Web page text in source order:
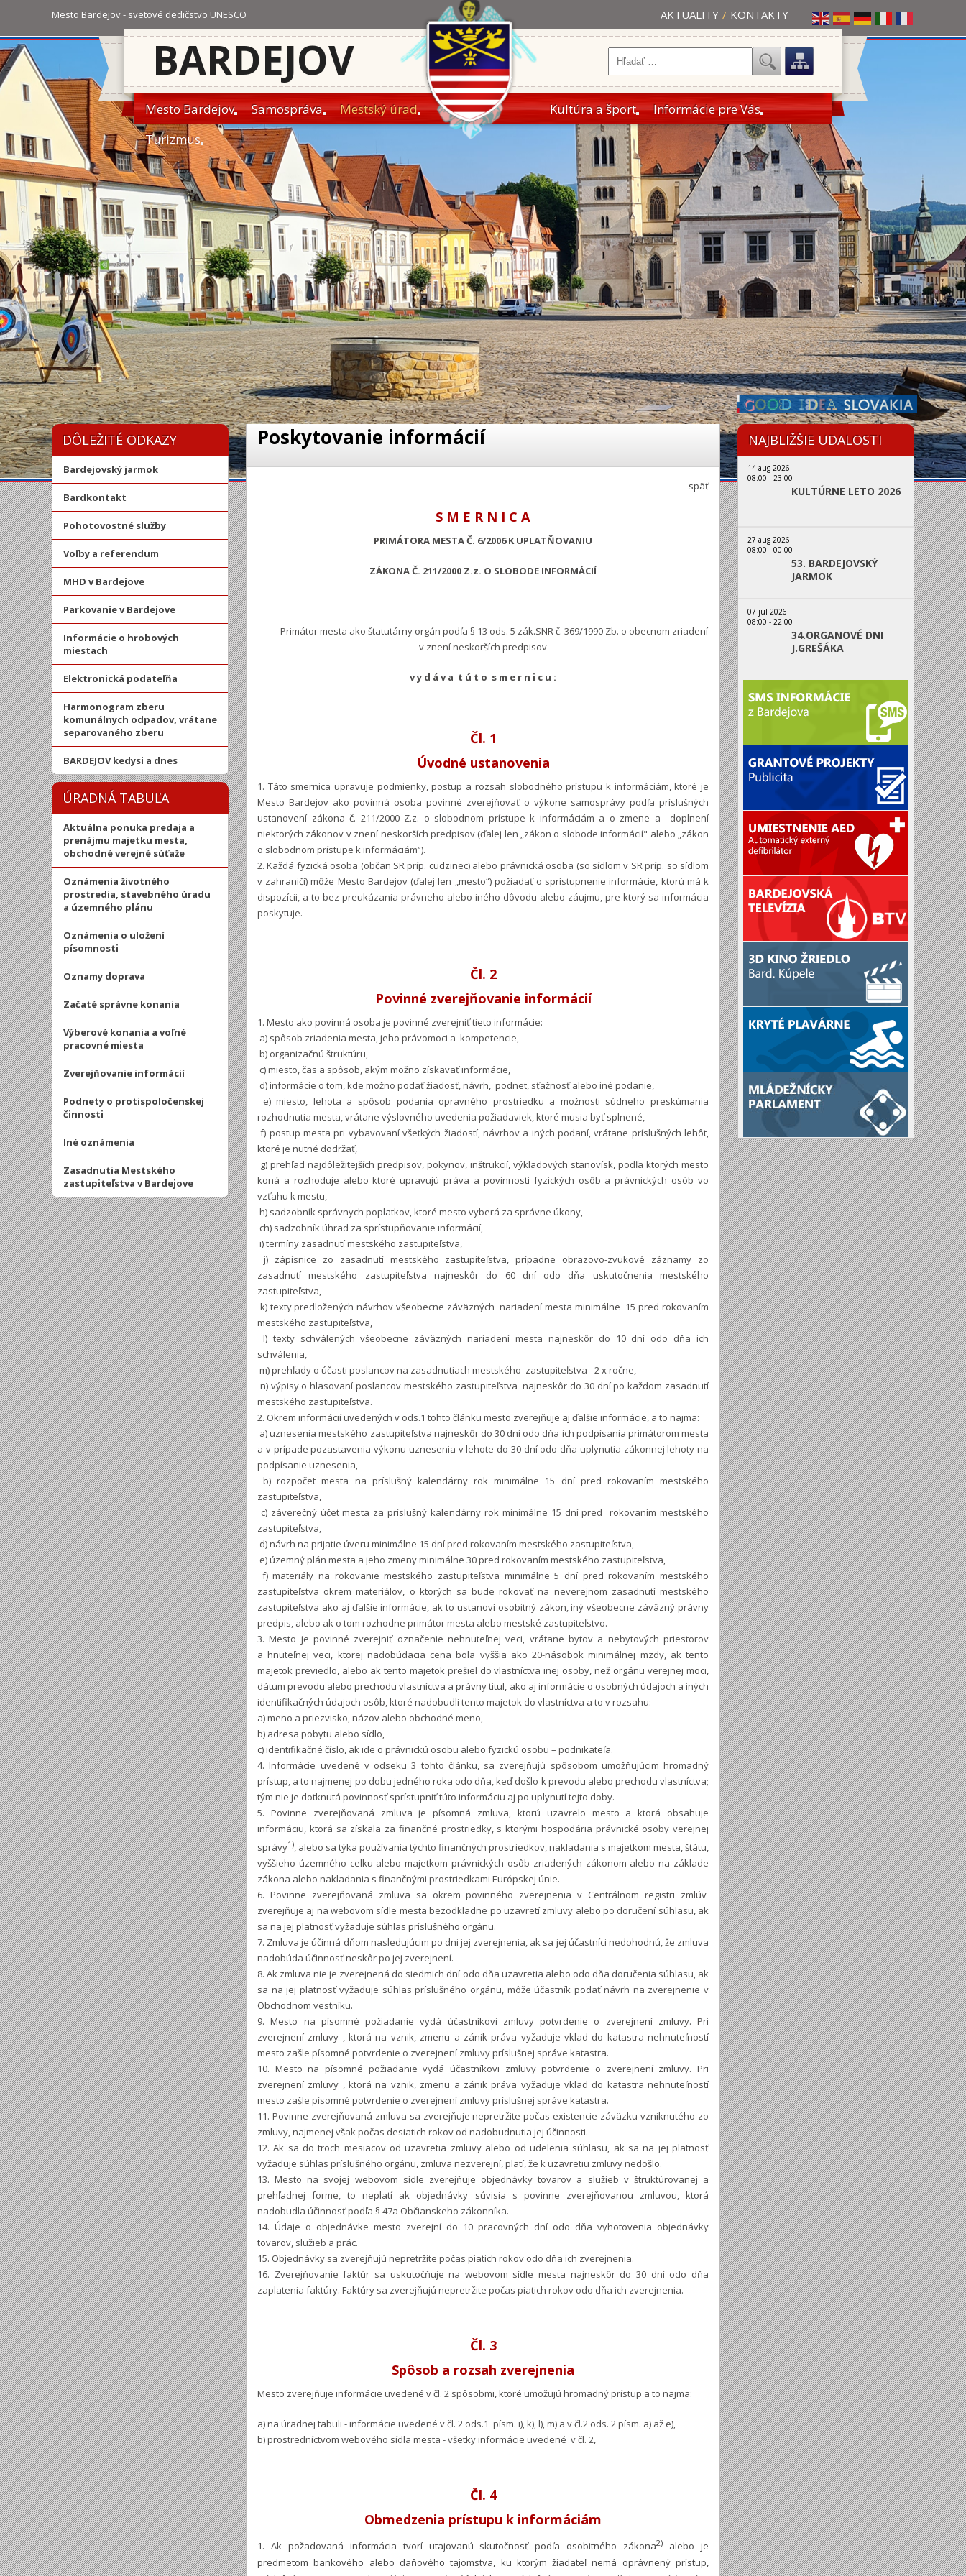
Mesto Bardejov - svetové dedičstvo UNESCO AKTUALITY / KONTAKTY
BARDEJOV
Mesto Bardejov Samospráva Mestský úrad Kultúra a šport
Informácie pre Vás
Turizmus
DÔLEŽITÉ ODKAZY
Bardejovský jarmok
Bardkontakt
Pohotovostné služby
Voľby a referendum
MHD v Bardejove
Parkovanie v Bardejove
Informácie o hrobových
miestach
Elektronická podateľňa
Harmonogram zberu
komunálnych odpadov, vrátane
separovaného zberu
BARDEJOV kedysi a dnes
ÚRADNÁ TABUĽA
Aktuálna ponuka predaja a
prenájmu majetku mesta,
obchodné verejné súťaže
Oznámenia životného
prostredia, stavebného úradu
a územného plánu
Oznámenia o uložení
písomnosti
Oznamy doprava
Začaté správne konania
Výberové konania a voľné
pracovné miesta
Zverejňovanie informácií
Podnety o protispoločenskej
činnosti
Iné oznámenia
Zasadnutia Mestského
zastupiteľstva v Bardejove
Poskytovanie informácií
späť
S M E R N I C A
PRIMÁTORA MESTA Č. 6/2006 K UPLATŇOVANIU
ZÁKONA Č. 211/2000 Z.z. O SLOBODE INFORMÁCIÍ
───────────────────────────────────────────────────
Primátor mesta ako štatutárny orgán podľa § 13 ods. 5 zák.SNR č. 369/1990 Zb. o obecnom zriadení
v znení neskorších predpisov
v y d á v a t ú t o s m e r n i c u :
Čl. 1
Úvodné ustanovenia
1. Táto smernica upravuje podmienky, postup a rozsah slobodného prístupu k informáciám, ktoré je
Mesto Bardejov ako povinná osoba povinné zverejňovať o výkone samosprávy podľa príslušných
ustanovení zákona č. 211/2000 Z.z. o slobodnom prístupe k informáciám a o zmene a doplnení
niektorých zákonov v znení neskorších predpisov (ďalej len „zákon o slobode informácií" alebo „zákon
o slobodnom prístupe k informáciám“).
2. Každá fyzická osoba (občan SR príp. cudzinec) alebo právnická osoba (so sídlom v SR príp. so sídlom
v zahraničí) môže Mesto Bardejov (ďalej len „mesto“) požiadať o sprístupnenie informácie, ktorú má k
dispozícii, a to bez preukázania právneho alebo iného dôvodu alebo záujmu, pre ktorý sa informácia
poskytuje.
Čl. 2
Povinné zverejňovanie informácií
1. Mesto ako povinná osoba je povinné zverejniť tieto informácie:
a) spôsob zriadenia mesta, jeho právomoci a kompetencie,
b) organizačnú štruktúru,
c) miesto, čas a spôsob, akým možno získavať informácie,
d) informácie o tom, kde možno podať žiadosť, návrh, podnet, sťažnosť alebo iné podanie,
e) miesto, lehota a spôsob podania opravného prostriedku a možnosti súdneho preskúmania
rozhodnutia mesta, vrátane výslovného uvedenia požiadaviek, ktoré musia byť splnené,
f) postup mesta pri vybavovaní všetkých žiadostí, návrhov a iných podaní, vrátane príslušných lehôt,
ktoré je nutné dodržať,
g) prehľad najdôležitejších predpisov, pokynov, inštrukcií, výkladových stanovísk, podľa ktorých mesto
koná a rozhoduje alebo ktoré upravujú práva a povinnosti fyzických osôb a právnických osôb vo
vzťahu k mestu,
h) sadzobník správnych poplatkov, ktoré mesto vyberá za správne úkony,
ch) sadzobník úhrad za sprístupňovanie informácií,
i) termíny zasadnutí mestského zastupiteľstva,
j) zápisnice zo zasadnutí mestského zastupiteľstva, prípadne obrazovo-zvukové záznamy zo
zasadnutí mestského zastupiteľstva najneskôr do 60 dní odo dňa uskutočnenia mestského
zastupiteľstva,
k) texty predložených návrhov všeobecne záväzných nariadení mesta minimálne 15 pred rokovaním
mestského zastupiteľstva,
l) texty schválených všeobecne záväzných nariadení mesta najneskôr do 10 dní odo dňa ich
schválenia,
m) prehľady o účasti poslancov na zasadnutiach mestského zastupiteľstva - 2 x ročne,
n) výpisy o hlasovaní poslancov mestského zastupiteľstva najneskôr do 30 dní po každom zasadnutí
mestského zastupiteľstva.
2. Okrem informácií uvedených v ods.1 tohto článku mesto zverejňuje aj ďalšie informácie, a to najmä:
a) uznesenia mestského zastupiteľstva najneskôr do 30 dní odo dňa ich podpísania primátorom mesta
a v prípade pozastavenia výkonu uznesenia v lehote do 30 dní odo dňa uplynutia zákonnej lehoty na
podpísanie uznesenia,
b) rozpočet mesta na príslušný kalendárny rok minimálne 15 dní pred rokovaním mestského
zastupiteľstva,
c) záverečný účet mesta za príslušný kalendárny rok minimálne 15 dní pred rokovaním mestského
zastupiteľstva,
d) návrh na prijatie úveru minimálne 15 dní pred rokovaním mestského zastupiteľstva,
e) územný plán mesta a jeho zmeny minimálne 30 pred rokovaním mestského zastupiteľstva,
f) materiály na rokovanie mestského zastupiteľstva minimálne 5 dní pred rokovaním mestského
zastupiteľstva okrem materiálov, o ktorých sa bude rokovať na neverejnom zasadnutí mestského
zastupiteľstva ako aj ďalšie informácie, ak to ustanoví osobitný zákon, iný všeobecne záväzný právny
predpis, alebo ak o tom rozhodne primátor mesta alebo mestské zastupiteľstvo.
3. Mesto je povinné zverejniť označenie nehnuteľnej veci, vrátane bytov a nebytových priestorov
a hnuteľnej veci, ktorej nadobúdacia cena bola vyššia ako 20-násobok minimálnej mzdy, ak tento
majetok previedlo, alebo ak tento majetok prešiel do vlastníctva inej osoby, než orgánu verejnej moci,
dátum prevodu alebo prechodu vlastníctva a právny titul, ako aj informácie o osobných údajoch a iných
identifikačných údajoch osôb, ktoré nadobudli tento majetok do vlastníctva a to v rozsahu:
a) meno a priezvisko, názov alebo obchodné meno,
b) adresa pobytu alebo sídlo,
c) identifikačné číslo, ak ide o právnickú osobu alebo fyzickú osobu – podnikateľa.
4. Informácie uvedené v odseku 3 tohto článku, sa zverejňujú spôsobom umožňujúcim hromadný
prístup, a to najmenej po dobu jedného roka odo dňa, keď došlo k prevodu alebo prechodu vlastníctva;
tým nie je dotknutá povinnosť sprístupniť túto informáciu aj po uplynutí tejto doby.
5. Povinne zverejňovaná zmluva je písomná zmluva, ktorú uzavrelo mesto a ktorá obsahuje
informáciu, ktorá sa získala za finančné prostriedky, s ktorými hospodária právnické osoby verejnej
správy1), alebo sa týka používania týchto finančných prostriedkov, nakladania s majetkom mesta, štátu,
vyššieho územného celku alebo majetkom právnických osôb zriadených zákonom alebo na základe
zákona alebo nakladania s finančnými prostriedkami Európskej únie.
6. Povinne zverejňovaná zmluva sa okrem povinného zverejnenia v Centrálnom registri zmlúv
zverejňuje aj na webovom sídle mesta bezodkladne po uzavretí zmluvy alebo po doručení súhlasu, ak
sa na jej platnosť vyžaduje súhlas príslušného orgánu.
7. Zmluva je účinná dňom nasledujúcim po dni jej zverejnenia, ak sa jej účastníci nedohodnú, že zmluva
nadobúda účinnosť neskôr po jej zverejnení.
8. Ak zmluva nie je zverejnená do siedmich dní odo dňa uzavretia alebo odo dňa doručenia súhlasu, ak
sa na jej platnosť vyžaduje súhlas príslušného orgánu, môže účastník podať návrh na zverejnenie v
Obchodnom vestníku.
9. Mesto na písomné požiadanie vydá účastníkovi zmluvy potvrdenie o zverejnení zmluvy. Pri
zverejnení zmluvy , ktorá na vznik, zmenu a zánik práva vyžaduje vklad do katastra nehnuteľností
mesto zašle písomné potvrdenie o zverejnení zmluvy príslušnej správe katastra.
10. Mesto na písomné požiadanie vydá účastníkovi zmluvy potvrdenie o zverejnení zmluvy. Pri
zverejnení zmluvy , ktorá na vznik, zmenu a zánik práva vyžaduje vklad do katastra nehnuteľností
mesto zašle písomné potvrdenie o zverejnení zmluvy príslušnej správe katastra.
11. Povinne zverejňovaná zmluva sa zverejňuje nepretržite počas existencie záväzku vzniknutého zo
zmluvy, najmenej však počas desiatich rokov od nadobudnutia jej účinnosti.
12. Ak sa do troch mesiacov od uzavretia zmluvy alebo od udelenia súhlasu, ak sa na jej platnosť
vyžaduje súhlas príslušného orgánu, zmluva nezverejní, platí, že k uzavretiu zmluvy nedošlo.
13. Mesto na svojej webovom sídle zverejňuje objednávky tovarov a služieb v štruktúrovanej a
prehľadnej forme, to neplatí ak objednávky súvisia s povinne zverejňovanou zmluvou, ktorá
nadobudla účinnosť podľa § 47a Občianskeho zákonníka.
14. Údaje o objednávke mesto zverejní do 10 pracovných dní odo dňa vyhotovenia objednávky
tovarov, služieb a prác.
15. Objednávky sa zverejňujú nepretržite počas piatich rokov odo dňa ich zverejnenia.
16. Zverejňovanie faktúr sa uskutočňuje na webovom sídle mesta najneskôr do 30 dní odo dňa
zaplatenia faktúry. Faktúry sa zverejňujú nepretržite počas piatich rokov odo dňa ich zverejnenia.
Čl. 3
Spôsob a rozsah zverejnenia
Mesto zverejňuje informácie uvedené v čl. 2 spôsobmi, ktoré umožujú hromadný prístup a to najmä:
a) na úradnej tabuli - informácie uvedené v čl. 2 ods.1 písm. i), k), l), m) a v čl.2 ods. 2 písm. a) až e),
b) prostredníctvom webového sídla mesta - všetky informácie uvedené v čl. 2,
Čl. 4
Obmedzenia prístupu k informáciám
1. Ak požadovaná informácia tvorí utajovanú skutočnosť podľa osobitného zákona2)
alebo je
predmetom bankového alebo daňového tajomstva, ku ktorým žiadateľ nemá oprávnený prístup,
NAJBLIŽŠIE UDALOSTI
14 aug 2026
08:00 - 23:00
KULTÚRNE LETO 2026
27 aug 2026
08:00 - 00:00
53. BARDEJOVSKÝ
JARMOK
07 júl 2026
08:00 - 22:00
34.ORGANOVÉ DNI
J.GREŠÁKA